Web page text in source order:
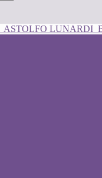
ASTOLFO LUNARDI